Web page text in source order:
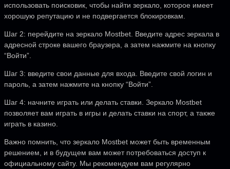
использовать поисковик, чтобы найти зеркало, которое имеет
хорошую репутацию и не подвергается блокировкам.
Шаг 2: перейдите на зеркало Mostbet. Введите адрес зеркала в
адресной строке вашего браузера, а затем нажмите на кнопку
“Войти”.
Шаг 3: введите свои данные для входа. Введите свой логин и
пароль, а затем нажмите на кнопку “Войти”.
Шаг 4: начните играть или делать ставки. Зеркало Mostbet
позволяет вам играть в игры и делать ставки на спорт, а также
играть в казино.
Важно помнить, что зеркало Mostbet может быть временным
решением, и в будущем вам может потребоваться доступ к
официальному сайту. Мы рекомендуем вам регулярно